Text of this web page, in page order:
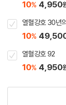
10% 4,950
열혈강호 30년
10%
열혈강호 92
10% 4,950